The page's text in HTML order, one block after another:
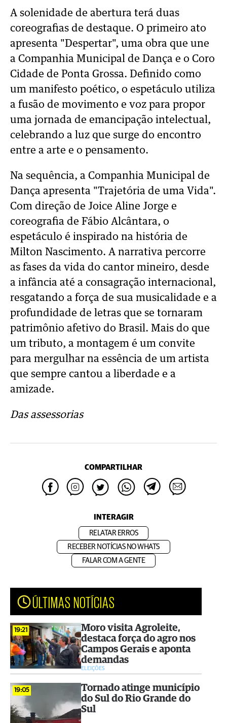
A solenidade de abertura terá duas
coreografias de destaque. O primeiro ato
apresenta "Despertar", uma obra que une
a Companhia Municipal de Dança e o Coro
Cidade de Ponta Grossa. Definido como
um manifesto poético, o espetáculo utiliza
a fusão de movimento e voz para propor
uma jornada de emancipação intelectual,
celebrando a luz que surge do encontro
entre a arte e o pensamento.
Na sequência, a Companhia Municipal de
Dança apresenta "Trajetória de uma Vida".
Com direção de Joice Aline Jorge e
coreografia de Fábio Alcântara, o
espetáculo é inspirado na história de
Milton Nascimento. A narrativa percorre
as fases da vida do cantor mineiro, desde
a infância até a consagração internacional,
resgatando a força de sua musicalidade e a
profundidade de letras que se tornaram
patrimônio afetivo do Brasil. Mais do que
um tributo, a montagem é um convite
para mergulhar na essência de um artista
que sempre cantou a liberdade e a
amizade.
Das assessorias
COMPARTILHAR
INTERAGIR
RELATAR ERROS
RECEBER NOTÍCIAS NO WHATS
FALAR COM A GENTE
ÚLTIMAS NOTÍCIAS
19:21
Moro visita Agroleite,
destaca força do agro nos
Campos Gerais e aponta
demandas
ELEIÇÕES
19:05
Tornado atinge município
do Sul do Rio Grande do
Sul